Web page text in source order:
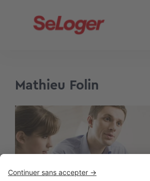
Mathieu Folin